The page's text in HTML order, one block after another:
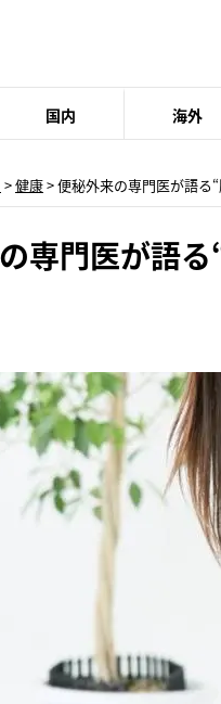
国内 海外
>健康> 便秘外来の専門医が語る
専門医が語